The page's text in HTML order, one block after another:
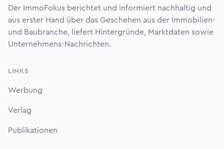
Der ImmoFokus berichtet und informiert nachhaltig und
aus erster Hand über das Geschehen aus der Immobilien-
und Baubranche, liefert Hintergründe, Marktdaten sowie
Unternehmens-Nachrichten.
LINKS
Werbung
Verlag
Publikationen